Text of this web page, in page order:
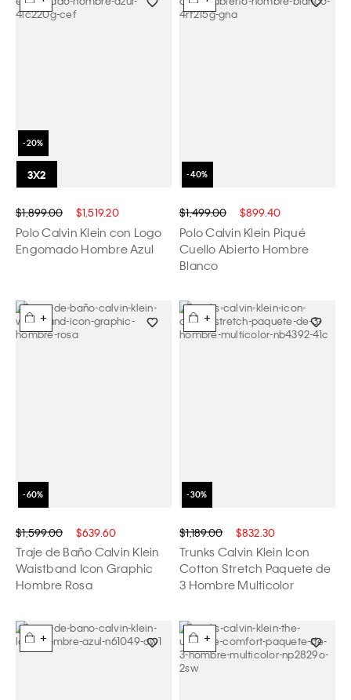
$1,899.00 $1,519.20
Polo Calvin Klein con Logo
Engomado Hombre Azul
$1,499.00 $899.40
Polo Calvin Klein Piqué
Cuello Abierto Hombre
Blanco
+
$1,599.00 $639.60
Traje de Baño Calvin Klein
Waistband Icon Graphic
Hombre Rosa
+
$1,189.00 $832.30
Trunks Calvin Klein Icon
Cotton Stretch Paquete de
3 Hombre Multicolor
+ +